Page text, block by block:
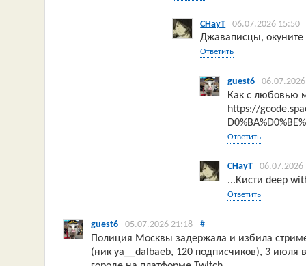
CHayT 06.07.2026 15:50
Джаваписцы, окуните
Ответить
guest6
Как с любовью
https://
Ответить
CHayT 06.07.2026
...Кисти deep
Ответить
guest6 05.07.2026 21:18 #
Полиция Москвы задержала и избила
(ник ya__dalbaeb, 120 подписчиков), 3 июля